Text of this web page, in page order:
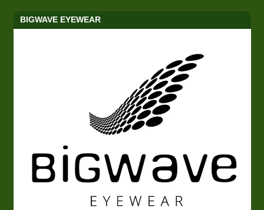
BIGWAVE EYEWEAR